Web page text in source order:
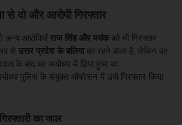
से दो और आरोपी गिरफ्तार
अन्य आरोपियों राज सिंह और मयंकको भी गिरफ्तार
से उत्तर प्रदेश के बलियाका रहने वाला है, लेकिन वह
के बाद वह अयोध्या में छिपा हुआ था.
पुलिस के संयुक्त ऑपरेशन में उसे गिरफ्तार किया
का जाल